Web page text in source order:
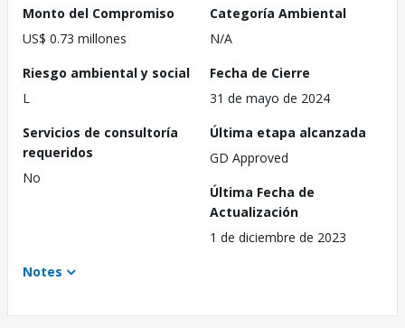
Monto del Compromiso
US$ 0.73 millones
Categoría Ambiental
N/A
Riesgo ambiental y social
L
Fecha de Cierre
31 de mayo de 2024
Servicios de consultoría
requeridos
No
Última etapa alcanzada
GD Approved
Última Fecha de
Actualización
1 de diciembre de 2023
Notes